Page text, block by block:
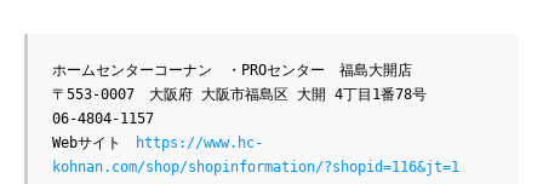
ホームセンターコーナン　・PROセンター　福島大開店
〒553-0007　大阪府 大阪市福島区 大開 4丁目1番78号
06-4804-1157
Webサイト
https://www.hc-
kohnan.com/shop/shopinformation/?shopid=116&jt=1